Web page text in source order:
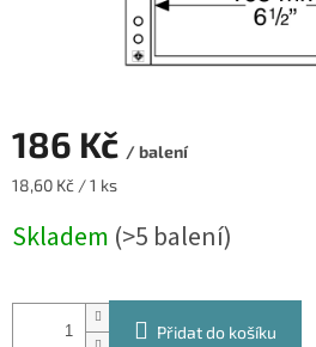
186 Kč / balení
Měrná
18,60 Kč / 1 ks
Skladem (>5 balení)
Přidat do košíku